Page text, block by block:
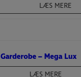
LÆS MERE
Garderobe – Mega Lux
LÆS MERE